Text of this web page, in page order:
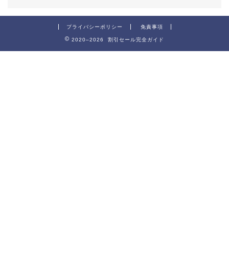
プライバシーポリシー 免責事項
2020–2026 割引セール完全ガイド